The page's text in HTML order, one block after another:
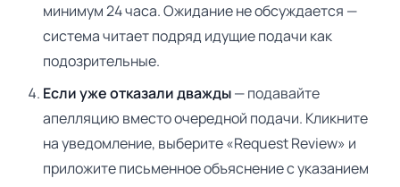
минимум 24 часа. Ожидание не обсуждается —
система читает подряд идущие подачи как
подозрительные.
Если уже отказали дважды— подавайте
апелляцию вместо очередной подачи. Кликните
на уведомление, выберите «Request Review» и
приложите письменное объяснение с указанием